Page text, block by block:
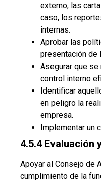
externo, las
caso, los
internas.
Aprobar las
presentación de
Asegurar que
control interno
Identificar
en peligro la
empresa.
Implementar un
4.5.4 Evaluación
Apoyar al Consejo de
cumplimiento de la